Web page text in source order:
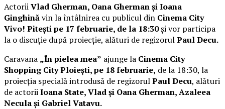
ActoriiVlad Gherman, Oana Gherman și Ioana
Ginghinăvin la întâlnirea cu publicul din Cinema City
Vivo! Pitești pe 17 februarie, de la 18:30și vor participa
la o discuție după proiecție, alături de regizorulPaul Decu.
Caravana „În pielea mea” ajunge la Cinema City
Shopping City Ploiești, pe 18 februarie, de la 18:30, la
proiecția specială introdusă de regizorulPaul Decu, alături
de actoriiIoana State, Vlad și Oana Gherman, Azaleea
Necula și Gabriel Vatavu.